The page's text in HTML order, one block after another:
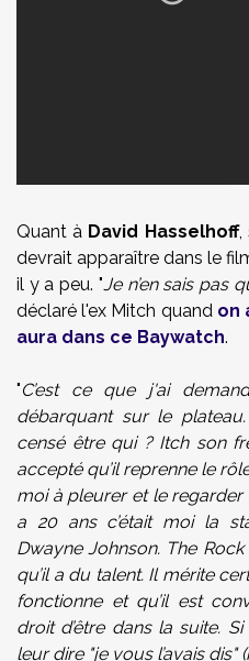
Quant à David Hasselhoff,
devrait apparaître dans le
il y a peu. "Je n’en sais pas
déclaré l'ex Mitch quandon
aura dans ce Baywatch.
"C’est ce que j'ai
débarquant sur le
censé être qui ? Itch son
accepté qu’il reprenne le
moi à pleurer et le regarder
a 20 ans c’était moi la
Dwayne Johnson. The
qu’il a du talent. Il mérite
fonctionne et qu’il est
droit d’être dans la suite.
leur dire "je vous l’avais dis"